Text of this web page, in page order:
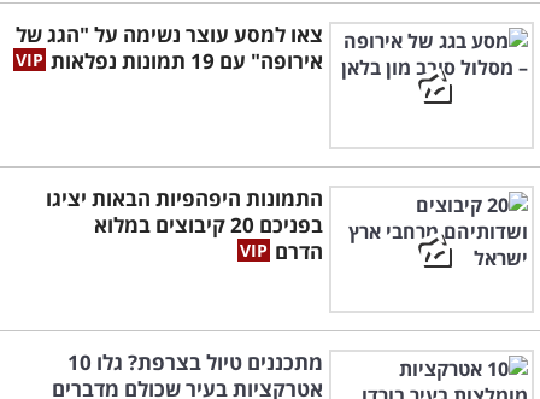
צאו למסע עוצר נשימה על "הגג של
אירופה" עם 19 תמונות נפלאות
התמונות היפהפיות הבאות יציגו
בפניכם 20 קיבוצים במלוא
הדרם
מתכננים טיול בצרפת? גלו 10
אטרקציות בעיר שכולם מדברים